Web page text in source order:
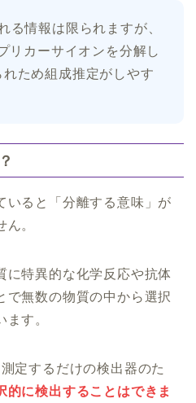
る情報は限られますが、
リカーサイオンを分解し
ため組成推定がしやす
いると「分離する意味」が
。
に特異的な化学反応や抗体
で無数の物質の中から選択
す。
定するだけの検出器のた
的に検出することはできま